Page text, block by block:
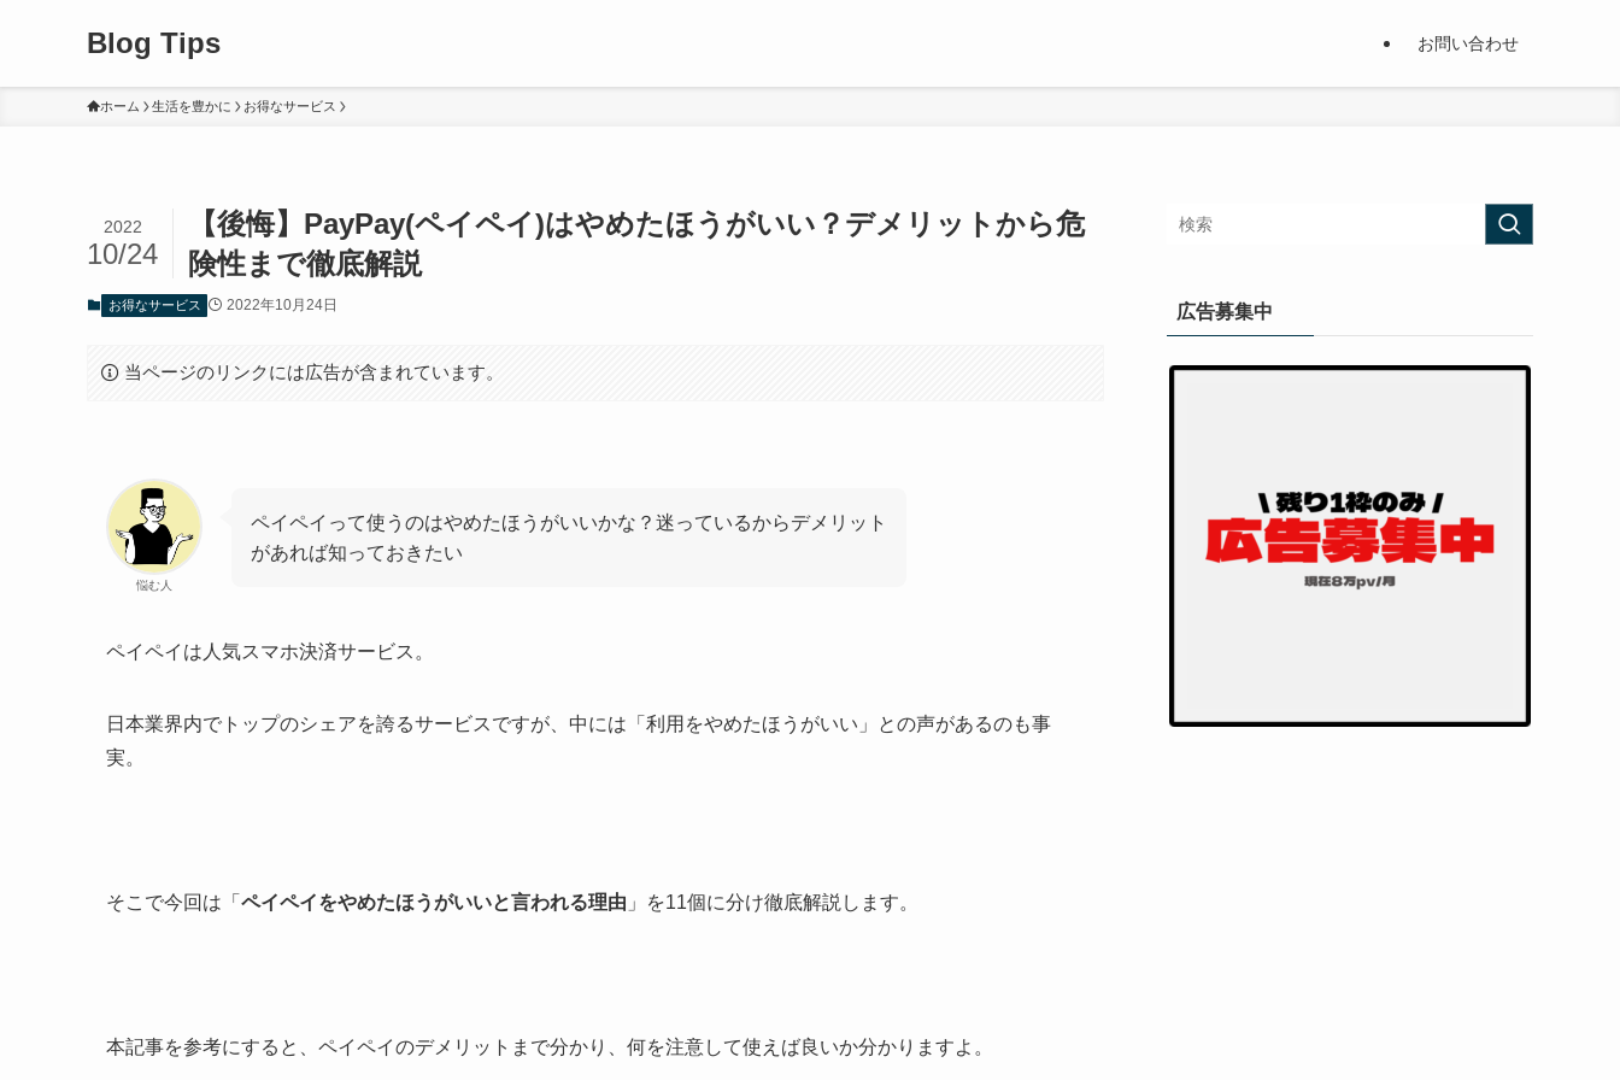
Blog Tips お問い合わせ
ホーム 生活を豊かに お得なサービス
【後悔】PayPay(ペイペイ)はやめたほうがいい？デメリットから危
険性まで徹底解説
2022
10/24
お得なサービス 2022年10月24日
当ページのリンクには広告が含まれています。
悩む人
ペイペイって使うのはやめたほうがいいかな？迷っているからデメリット
があれば知っておきたい
ペイペイは人気スマホ決済サービス。
日本業界内でトップのシェアを誇るサービスですが、中には「利用をやめたほうがいい」との声があるのも事
実。
そこで今回は「 ペイペイをやめたほうがいいと言われる理由 」を11個に分け徹底解説します。
本記事を参考にすると、ペイペイのデメリットまで分かり、何を注意して使えば良いか分かりますよ。
広告募集中